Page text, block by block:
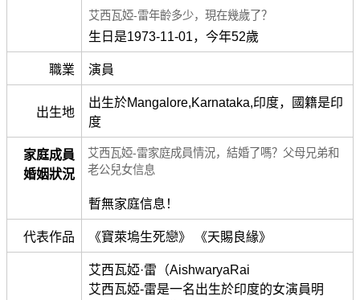
艾西瓦婭-雷年齡多少，現在幾歲了？
生日是1973-11-01，今年52歲
職業 演員
出生地
出生於Mangalore,Karnataka,印度，國籍是印
度
家庭成員
婚姻狀況
艾西瓦婭-雷家庭成員情況，結婚了嗎？父母兄弟和
老公兒女信息
暫無家庭信息！
代表作品 《寶萊塢生死戀》 《天賜良緣》
艾西瓦婭·雷（AishwaryaRai
艾西瓦婭-雷是一名出生於印度的女演員明